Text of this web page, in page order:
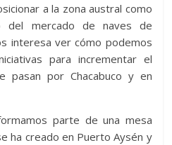
a la zona austral como
del mercado de naves de
interesa ver cómo podemos
para incrementar el
pasan por Chacabuco y en
parte de una mesa
ha creado en Puerto Aysén y